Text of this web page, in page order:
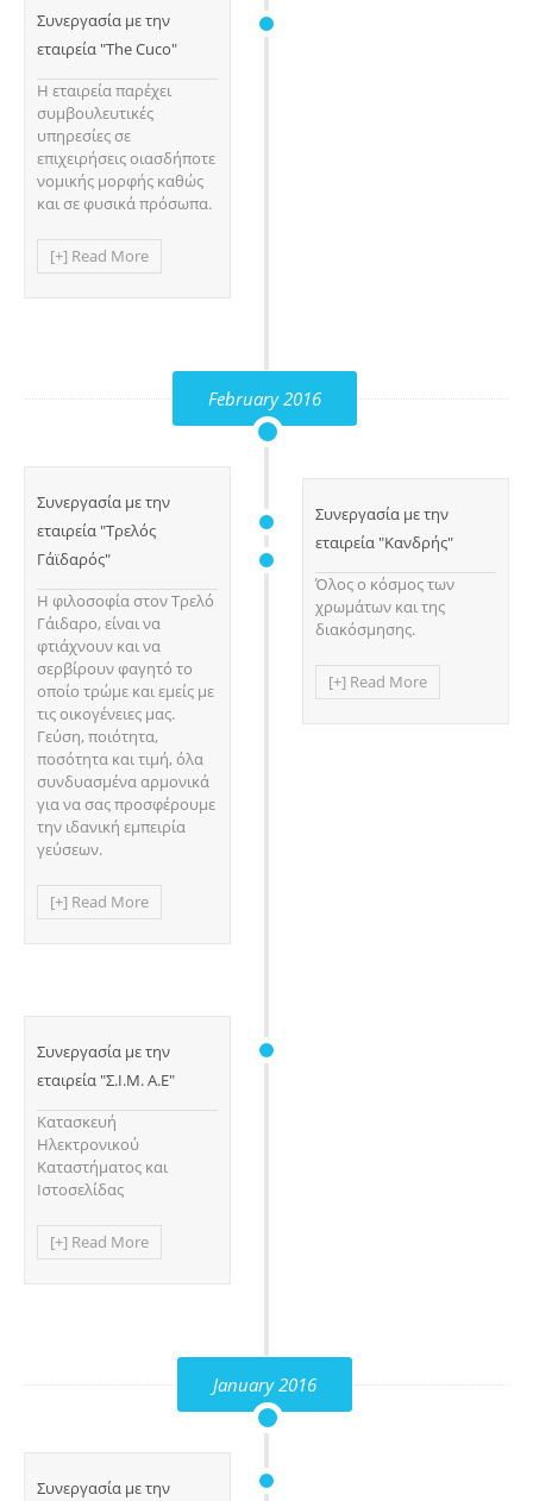
Συνεργασία με την
εταιρεία "The Cuco"
Η εταιρεία παρέχει
συμβουλευτικές
υπηρεσίες σε
επιχειρήσεις οιασδήποτε
νομικής μορφής καθώς
και σε φυσικά πρόσωπα.
[+] Read More
February 2016
Συνεργασία με την
εταιρεία "Τρελός
Γάϊδαρός"
Η φιλοσοφία στον Τρελό
Γάιδαρο, είναι να
φτιάχνουν και να
σερβίρουν φαγητό το
οποίο τρώμε και εμείς με
τις οικογένειες μας.
Γεύση, ποιότητα,
ποσότητα και τιμή, όλα
συνδυασμένα αρμονικά
για να σας προσφέρουμε
την ιδανική εμπειρία
γεύσεων.
[+] Read More
Συνεργασία με την
εταιρεία "Σ.Ι.Μ. Α.Ε"
Κατασκευή
Ηλεκτρονικού
Καταστήματος και
Ιστοσελίδας
[+] Read More
Συνεργασία με την
εταιρεία "Κανδρής"
Όλος ο κόσμος των
χρωμάτων και της
διακόσμησης.
[+] Read More
January 2016
Συνεργασία με την